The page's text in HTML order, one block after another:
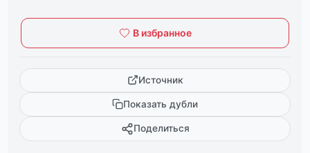
В избранное
Источник
Показать дубли
Поделиться